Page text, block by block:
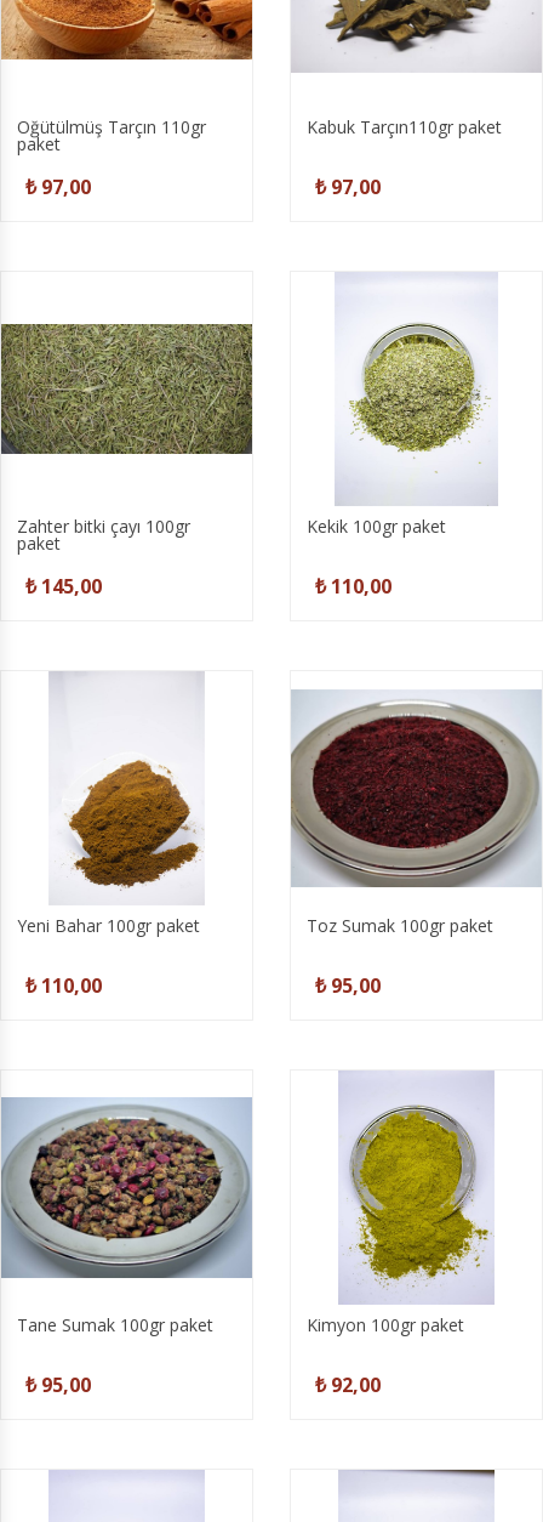
Öğütülmüş Tarçın 110gr
paket
₺ 97,00
Kabuk Tarçın110gr paket
₺ 97,00
Zahter bitki çayı 100gr
paket
₺ 145,00
Kekik 100gr paket
₺ 110,00
Yeni Bahar 100gr paket
₺ 110,00
Toz Sumak 100gr paket
₺ 95,00
Tane Sumak 100gr paket
₺ 95,00
Kimyon 100gr paket
₺ 92,00